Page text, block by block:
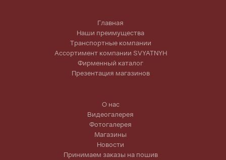
Главная
Наши преимущества
Транспортные компании
Ассортимент компании SVYATNYH
Фирменный каталог
Презентация магазинов
О нас
Видеогалерея
Фотогалерея
Магазины
Новости
Принимаем заказы на пошив